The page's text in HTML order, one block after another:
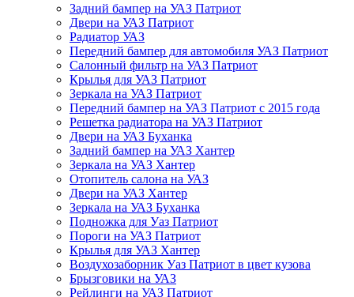
Задний бампер на УАЗ Патриот
Двери на УАЗ Патриот
Радиатор УАЗ
Передний бампер для автомобиля УАЗ Патриот
Салонный фильтр на УАЗ Патриот
Крылья для УАЗ Патриот
Зеркала на УАЗ Патриот
Передний бампер на УАЗ Патриот с 2015 года
Решетка радиатора на УАЗ Патриот
Двери на УАЗ Буханка
Задний бампер на УАЗ Хантер
Зеркала на УАЗ Хантер
Отопитель салона на УАЗ
Двери на УАЗ Хантер
Зеркала на УАЗ Буханка
Подножка для Уаз Патриот
Пороги на УАЗ Патриот
Крылья для УАЗ Хантер
Воздухозаборник Уаз Патриот в цвет кузова
Брызговики на УАЗ
Рейлинги на УАЗ Патриот